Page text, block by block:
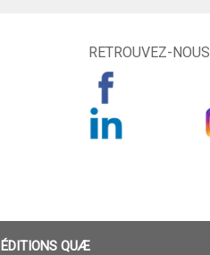
RETROUVEZ-NOUS
ÉDITIONS QUÆ